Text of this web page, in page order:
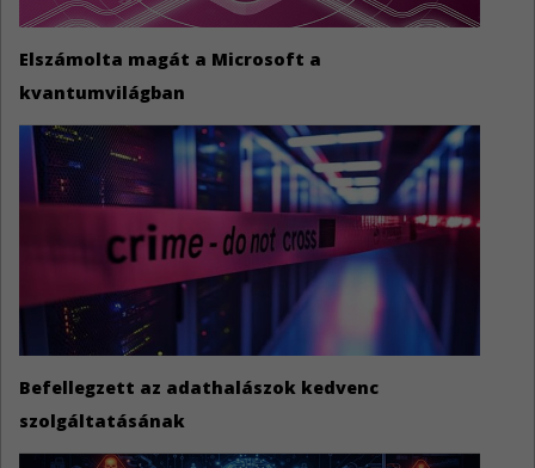
Elszámolta magát a Microsoft a
kvantumvilágban
Befellegzett az adathalászok kedvenc
szolgáltatásának